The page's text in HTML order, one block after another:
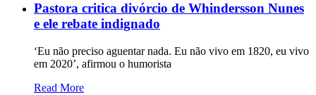
Pastora critica divórcio de Whindersson Nunes
e ele rebate indignado
‘Eu não preciso aguentar nada. Eu não vivo em 1820, eu vivo
em 2020’, afirmou o humorista
Read More